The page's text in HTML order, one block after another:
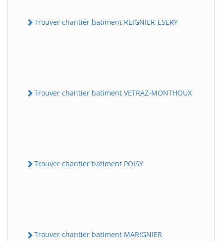
Trouver chantier batiment REIGNIER-ESERY
Trouver chantier batiment VETRAZ-MONTHOUX
Trouver chantier batiment POISY
Trouver chantier batiment MARIGNIER